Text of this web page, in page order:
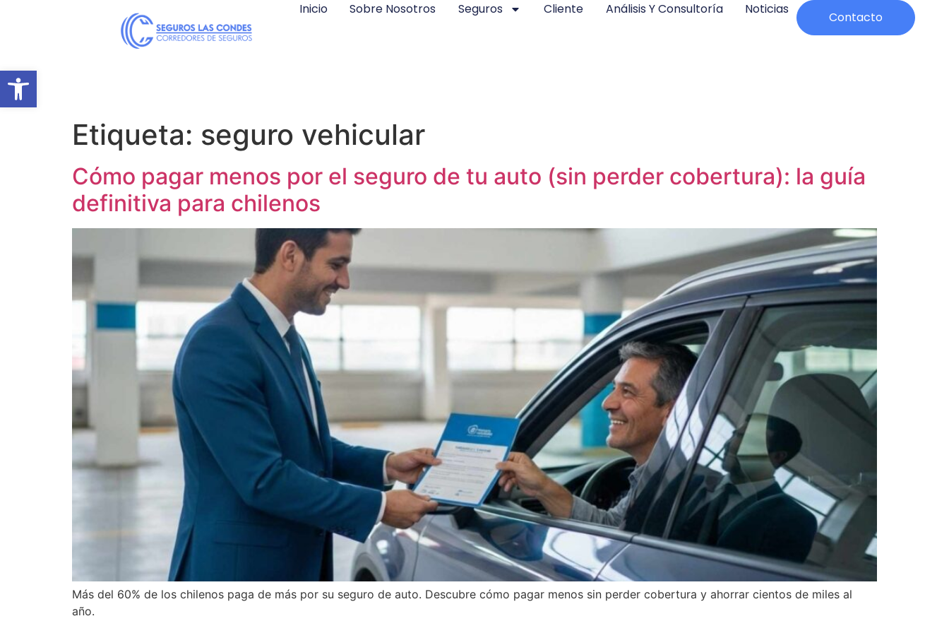
Abrir barra de herramientas
Inicio Sobre Nosotros Seguros Cliente Análisis Y Consultoría Noticias
Contacto
Etiqueta: seguro vehicular
Cómo pagar menos por el seguro de tu auto (sin perder cobertura): la guía
definitiva para chilenos
Más del 60% de los chilenos paga de más por su seguro de auto. Descubre cómo pagar menos sin perder cobertura y ahorrar cientos de miles al
año.